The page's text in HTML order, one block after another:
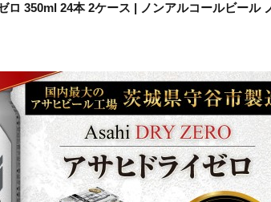
ロ 350ml 24本 2ケース | ノンアルコールビー